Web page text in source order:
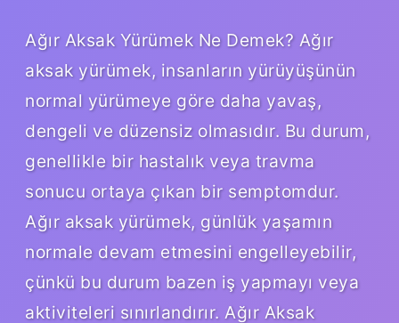
Ağır Aksak Yürümek Ne Demek? Ağır
aksak yürümek, insanların yürüyüşünün
normal yürümeye göre daha yavaş,
dengeli ve düzensiz olmasıdır. Bu durum,
genellikle bir hastalık veya travma
sonucu ortaya çıkan bir semptomdur.
Ağır aksak yürümek, günlük yaşamın
normale devam etmesini engelleyebilir,
çünkü bu durum bazen iş yapmayı veya
aktiviteleri sınırlandırır. Ağır Aksak